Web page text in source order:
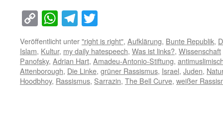
Copy
Link
WhatsApp
Telegram
Veröffentlicht unter"right is right", Aufklärung, Bunte Republik,
Islam, Kultur, my daily hatespeech, Was ist links?, Wissenschaft
Panofsky, Adrian Hart, Amadeu-Antonio-Stiftung,
Attenborough, Die Linke, grüner Rassismus, Israel, Juden,
Hoodbhoy, Rassismus, Sarrazin, The Bell Curve, weißer